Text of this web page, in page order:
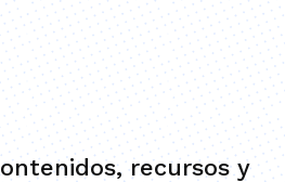
recursos y